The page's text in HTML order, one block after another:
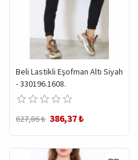
Beli Lastikli Eşofman Altı Siyah
- 330196.1608.
627,86 ₺ 386,37 ₺